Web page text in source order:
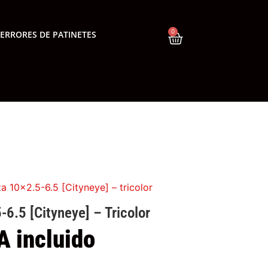
ERRORES DE PATINETES 0
10×2.5-6.5 [Cityneye] – tricolor
6.5 [Cityneye] – Tricolor
incluido